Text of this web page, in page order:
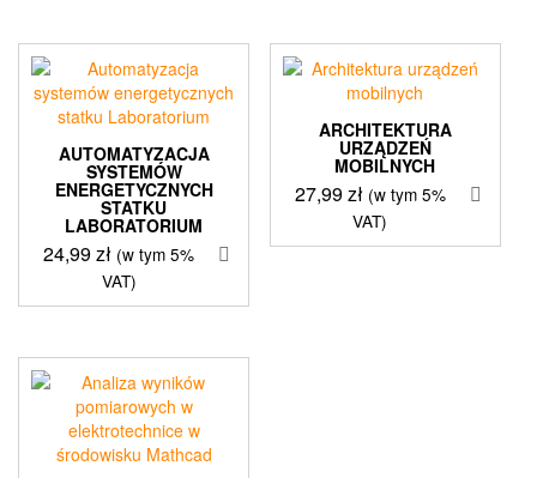
AUTOMATYZACJA
SYSTEMÓW
ENERGETYCZNYCH
STATKU
LABORATORIUM
24,99zł (w tym 5%
VAT)
ARCHITEKTURA
URZĄDZEŃ
MOBILNYCH
27,99zł (w tym 5%
VAT)